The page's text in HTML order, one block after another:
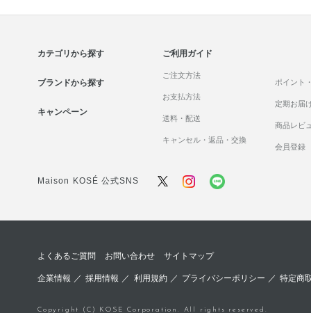
カテゴリから探す
ブランドから探す
キャンペーン
ご利用ガイド
ご注文方法
お支払方法
送料・配送
キャンセル・返品・交換
ポイント
定期お届
商品レビ
会員登録
Maison KOSÉ 公式SNS
よくあるご質問 お問い合わせ サイトマップ
企業情報 ／採用情報 ／ 利用規約／ プライバシーポリシー ／ 特定商
Copyright (C) KOSE Corporation. All rights reserved.